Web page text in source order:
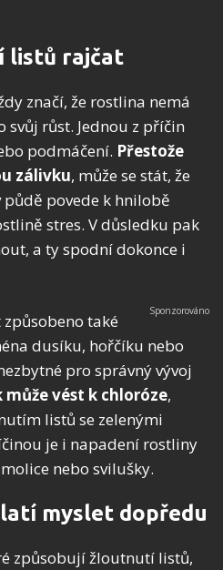
listů rajčat
značí, že rostlina nemá
růst. Jednou z příčin
podmáčení. Přestože
zálivku, může se stát, že
povede k hnilobě
stres. V důsledku pak
a ty spodní dokonce i
také
dusíku, hořčíku nebo
pro správný vývoj
vést k chloróze,
listů se zelenými
je i napadení rostliny
nebo svilušky.
myslet dopředu
způsobují žloutnutí listů,